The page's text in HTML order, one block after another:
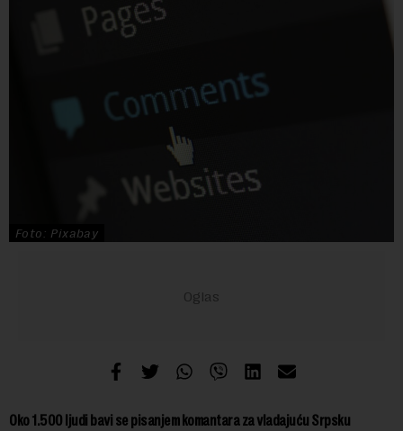
Foto: Pixabay
Oko 1.500 ljudi bavi se pisanjem komantara za vladajuću Srpsku